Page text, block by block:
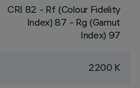
CRI 82 - Rf (Colour Fidelity
Index) 87 - Rg (Gamut
Index) 97
2200 K